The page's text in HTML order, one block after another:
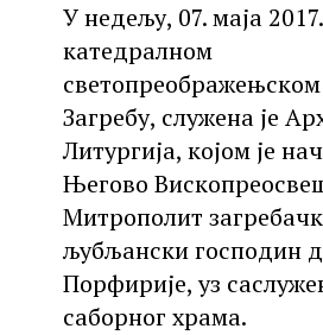
У недељу, 07. маја
катедралном
Загребу, служена је
Литургија, којом је
Његово
Митрополит
љубљански господин
Порфирије, уз
саборног храма.